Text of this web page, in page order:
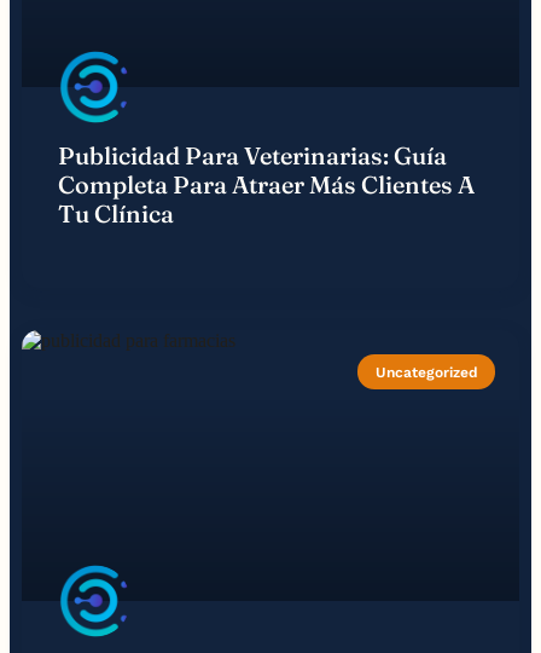
Publicidad Para Veterinarias: Guía
Completa Para Atraer Más Clientes A
Tu Clínica
Uncategorized